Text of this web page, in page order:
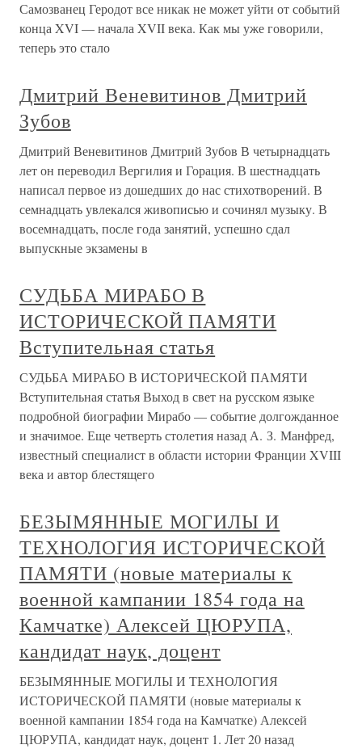
Самозванец Геродот все никак не может уйти от событий
конца XVI — начала XVII века. Как мы уже говорили,
теперь это стало
Дмитрий Веневитинов Дмитрий
Зубов
Дмитрий Веневитинов Дмитрий Зубов В четырнадцать
лет он переводил Вергилия и Горация. В шестнадцать
написал первое из дошедших до нас стихотворений. В
семнадцать увлекался живописью и сочинял музыку. В
восемнадцать, после года занятий, успешно сдал
выпускные экзамены в
СУДЬБА МИРАБО В
ИСТОРИЧЕСКОЙ ПАМЯТИ
Вступительная статья
СУДЬБА МИРАБО В ИСТОРИЧЕСКОЙ ПАМЯТИ
Вступительная статья Выход в свет на русском языке
подробной биографии Мирабо — событие долгожданное
и значимое. Еще четверть столетия назад А. З. Манфред,
известный специалист в области истории Франции XVIII
века и автор блестящего
БЕЗЫМЯННЫЕ МОГИЛЫ И
ТЕХНОЛОГИЯ ИСТОРИЧЕСКОЙ
ПАМЯТИ (новые материалы к
военной кампании 1854 года на
Камчатке) Алексей ЦЮРУПА,
кандидат наук, доцент
БЕЗЫМЯННЫЕ МОГИЛЫ И ТЕХНОЛОГИЯ
ИСТОРИЧЕСКОЙ ПАМЯТИ (новые материалы к
военной кампании 1854 года на Камчатке) Алексей
ЦЮРУПА, кандидат наук, доцент 1. Лет 20 назад